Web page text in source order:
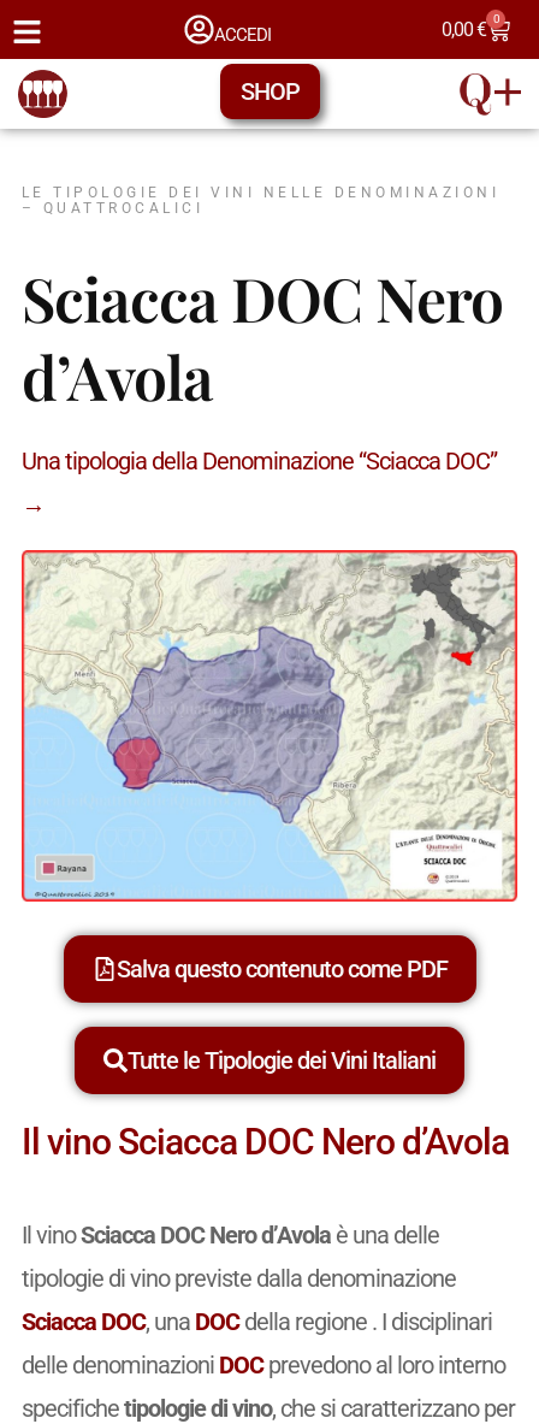
ACCEDI 0,00€ 0
SHOP
LE TIPOLOGIE DEI VINI NELLE DENOMINAZIONI
– QUATTROCALICI
Sciacca DOC Nero
d’Avola
Una tipologia della Denominazione “Sciacca DOC”
→
Salva questo contenuto come PDF
Tutte le Tipologie dei Vini Italiani
Il vino Sciacca DOC Nero d’Avola
Il vinoSciacca DOC Nero d’Avolaè una delle
tipologie di vino previste dalla denominazione
Sciacca DOC, una DOCdella regione . I disciplinari
delle denominazioni DOCprevedono al loro interno
specifichetipologie di vino, che si caratterizzano per